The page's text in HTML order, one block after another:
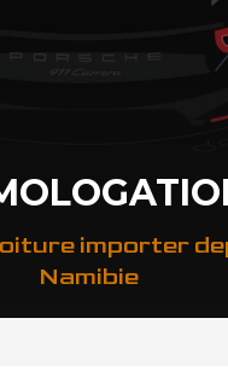
importer
Namibie